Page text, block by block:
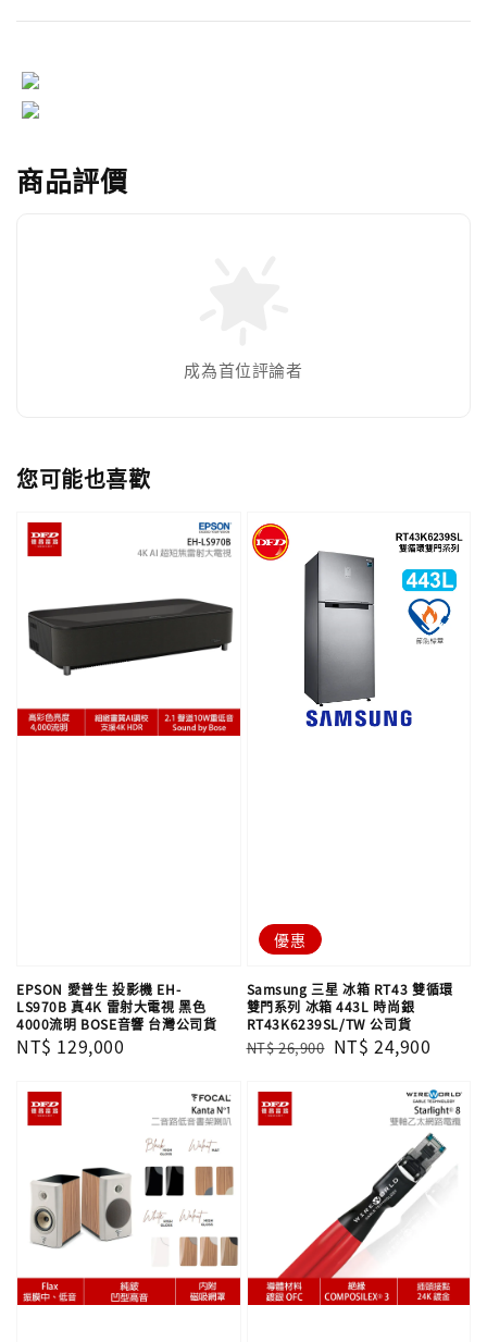
商品評價
成為首位評論者
您可能也喜歡
EPSON 愛普生 投影機 EH-
LS970B 真4K 雷射大電視 黑色
4000流明 BOSE音響 台灣公司貨
Regular
NT$ 129,000
優惠
Samsung 三星 冰箱 RT43 雙循環
雙門系列 冰箱 443L 時尚銀
RT43K6239SL/TW 公司貨
Regular
NT$ 26,900 Sale
NT$ 24,900